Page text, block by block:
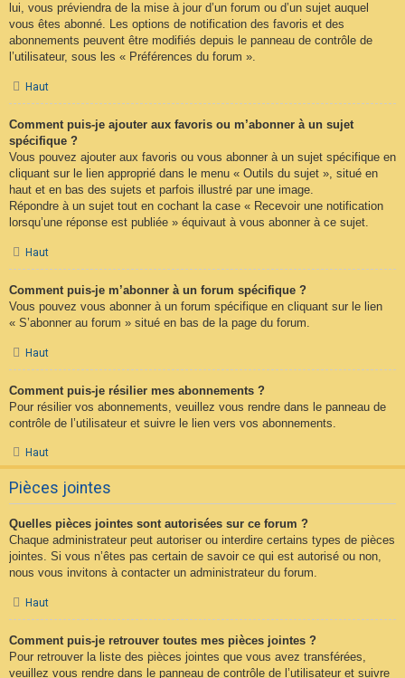
lui, vous préviendra de la mise à jour d’un forum ou d’un sujet auquel
vous êtes abonné. Les options de notification des favoris et des
abonnements peuvent être modifiés depuis le panneau de contrôle de
l’utilisateur, sous les « Préférences du forum ».
Haut
Comment puis-je ajouter aux favoris ou m’abonner à un sujet
spécifique ?
Vous pouvez ajouter aux favoris ou vous abonner à un sujet spécifique en
cliquant sur le lien approprié dans le menu « Outils du sujet », situé en
haut et en bas des sujets et parfois illustré par une image.
Répondre à un sujet tout en cochant la case « Recevoir une notification
lorsqu’une réponse est publiée » équivaut à vous abonner à ce sujet.
Haut
Comment puis-je m’abonner à un forum spécifique ?
Vous pouvez vous abonner à un forum spécifique en cliquant sur le lien
« S’abonner au forum » situé en bas de la page du forum.
Haut
Comment puis-je résilier mes abonnements ?
Pour résilier vos abonnements, veuillez vous rendre dans le panneau de
contrôle de l’utilisateur et suivre le lien vers vos abonnements.
Haut
Pièces jointes
Quelles pièces jointes sont autorisées sur ce forum ?
Chaque administrateur peut autoriser ou interdire certains types de pièces
jointes. Si vous n’êtes pas certain de savoir ce qui est autorisé ou non,
nous vous invitons à contacter un administrateur du forum.
Haut
Comment puis-je retrouver toutes mes pièces jointes ?
Pour retrouver la liste des pièces jointes que vous avez transférées,
veuillez vous rendre dans le panneau de contrôle de l’utilisateur et suivre